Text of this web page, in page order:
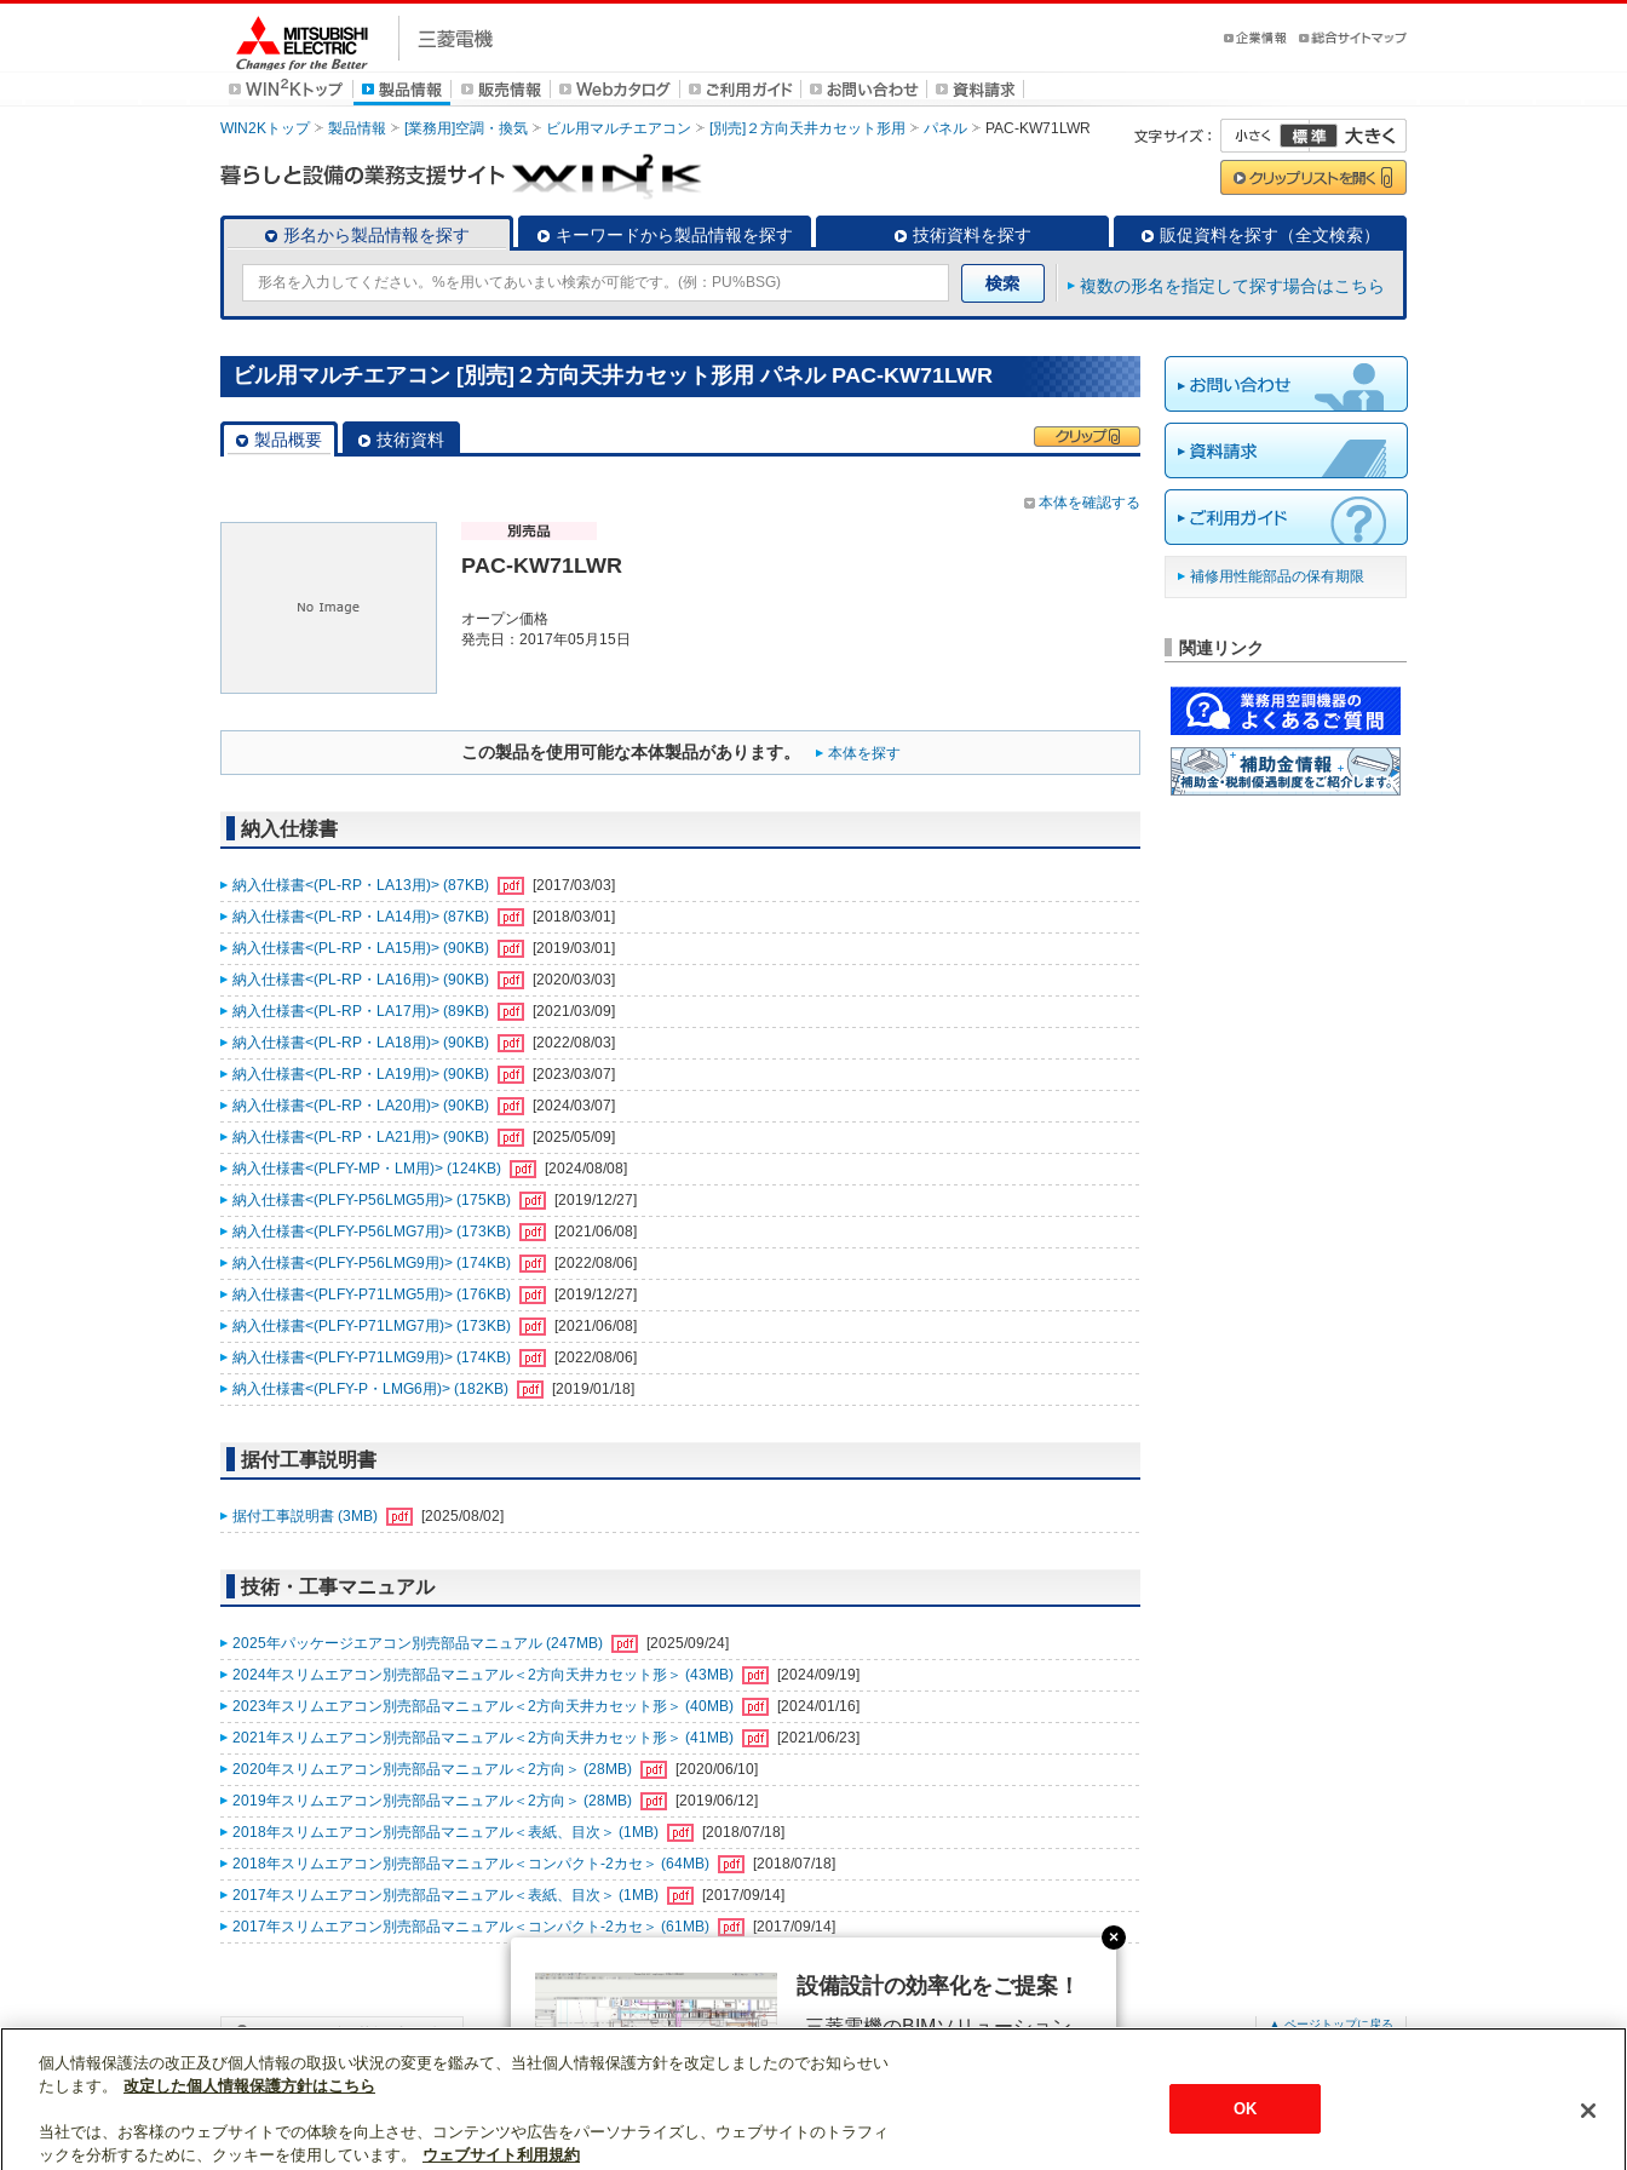
WIN2Kトップ 製品情報 [業務用]空調・換気 ビル用マルチエアコン [別売]２方向天井カセット形用 パネル PAC-KW71LWR
形名から製品情報を探す キーワードから製品情報を探す 技術資料を探す 販促資料を探す（全文検索）
複数の形名を指定して探す場合はこちら
ビル用マルチエアコン [別売]２方向天井カセット形用 パネル PAC-KW71LWR
製品概要 技術資料
本体を確認する
PAC-KW71LWR
オープン価格
発売日：2017年05月15日
この製品を使用可能な本体製品があります。 本体を探す
納入仕様書
納入仕様書<(PL-RP・LA13用)> (87KB)
[2017/03/03]
納入仕様書<(PL-RP・LA14用)> (87KB)
[2018/03/01]
納入仕様書<(PL-RP・LA15用)> (90KB)
[2019/03/01]
納入仕様書<(PL-RP・LA16用)> (90KB)
[2020/03/03]
納入仕様書<(PL-RP・LA17用)> (89KB)
[2021/03/09]
納入仕様書<(PL-RP・LA18用)> (90KB)
[2022/08/03]
納入仕様書<(PL-RP・LA19用)> (90KB)
[2023/03/07]
納入仕様書<(PL-RP・LA20用)> (90KB)
[2024/03/07]
納入仕様書<(PL-RP・LA21用)> (90KB)
[2025/05/09]
納入仕様書<(PLFY-MP・LM用)> (124KB)
[2024/08/08]
納入仕様書<(PLFY-P56LMG5用)> (175KB)
[2019/12/27]
納入仕様書<(PLFY-P56LMG7用)> (173KB)
[2021/06/08]
納入仕様書<(PLFY-P56LMG9用)> (174KB)
[2022/08/06]
納入仕様書<(PLFY-P71LMG5用)> (176KB)
[2019/12/27]
納入仕様書<(PLFY-P71LMG7用)> (173KB)
[2021/06/08]
納入仕様書<(PLFY-P71LMG9用)> (174KB)
[2022/08/06]
納入仕様書<(PLFY-P・LMG6用)> (182KB)
[2019/01/18]
据付工事説明書
据付工事説明書 (3MB) [2025/08/02]
技術・工事マニュアル
2025年パッケージエアコン別売部品マニュアル (247MB)
[2025/09/24]
2024年スリムエアコン別売部品マニュアル＜2方向天井カセット形＞ (43MB)
[2024/09/19]
2023年スリムエアコン別売部品マニュアル＜2方向天井カセット形＞ (40MB)
[2024/01/16]
2021年スリムエアコン別売部品マニュアル＜2方向天井カセット形＞ (41MB)
[2021/06/23]
2020年スリムエアコン別売部品マニュアル＜2方向＞ (28MB)
[2020/06/10]
2019年スリムエアコン別売部品マニュアル＜2方向＞ (28MB)
[2019/06/12]
2018年スリムエアコン別売部品マニュアル＜表紙、目次＞ (1MB)
[2018/07/18]
2018年スリムエアコン別売部品マニュアル＜コンパクト-2カセ＞ (64MB)
[2018/07/18]
2017年スリムエアコン別売部品マニュアル＜表紙、目次＞ (1MB)
[2017/09/14]
2017年スリムエアコン別売部品マニュアル＜コンパクト-2カセ＞ (61MB)
[2017/09/14]
補修用性能部品の保有期限
関連リンク
▲ ページトップに戻る
WIN2Kトップ 製品情報
設備設計の効率化をご提案！
三菱電機のBIMソリューション
（空調.換気.照明）
個人情報保護法の改正及び個人情報の取扱い状況の変更を鑑みて、当社個人情報保護方針を改定しましたのでお知らせい
たします。
改定した個人情報保護方針はこちら
当社では、お客様のウェブサイトでの体験を向上させ、コンテンツや広告をパーソナライズし、ウェブサイトのトラフィ
ックを分析するために、クッキーを使用しています。
ウェブサイト利用規約
OK